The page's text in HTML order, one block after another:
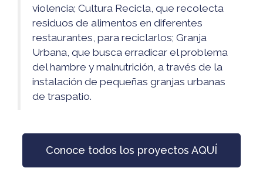
violencia; Cultura Recicla, que recolecta
residuos de alimentos en diferentes
restaurantes, para reciclarlos; Granja
Urbana, que busca erradicar el problema
del hambre y malnutrición, a través de la
instalación de pequeñas granjas urbanas
de traspatio.
Conoce todos los proyectos AQUÍ